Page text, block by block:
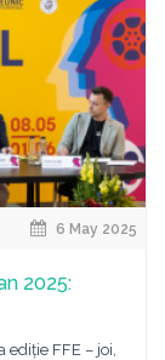
6 May 2025
2025:
FFE – joi,